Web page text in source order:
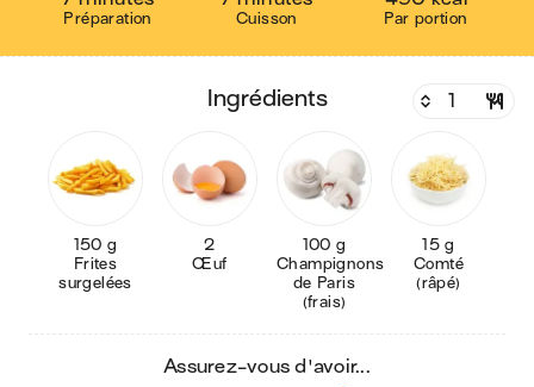
Préparation Cuisson Par portion
ingrédients
150 g
Frites
surgelées
2
Œuf
100 g
Champignons
de Paris
(frais)
15 g
Comté
(râpé)
Assurez-vous d'avoir...